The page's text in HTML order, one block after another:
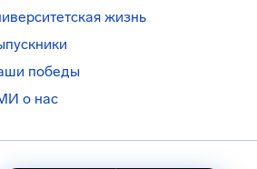
жизнь
победы
о нас